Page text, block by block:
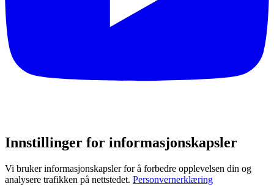
Innstillinger for informasjonskapsler
Vi bruker informasjonskapsler for å forbedre opplevelsen din og
analysere trafikken på nettstedet. Personvernerklæring